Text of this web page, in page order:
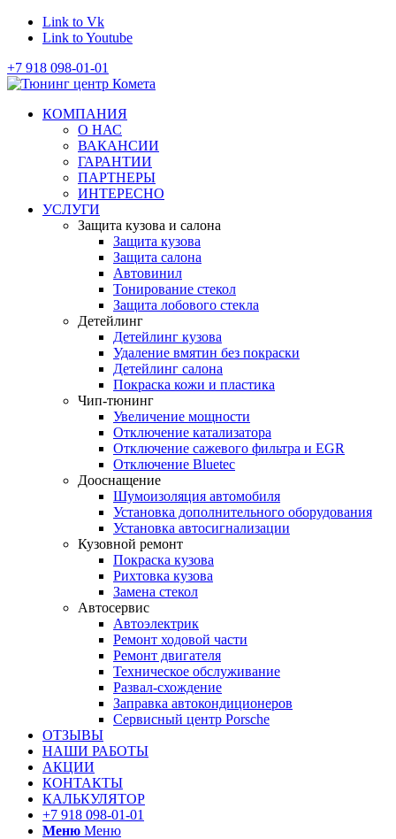
Link to Vk
Link to Youtube
+7 918 098-01-01
КОМПАНИЯ
О НАС
ВАКАНСИИ
ГАРАНТИИ
ПАРТНЕРЫ
ИНТЕРЕСНО
УСЛУГИ
Защита кузова и салона
Защита кузова
Защита салона
Автовинил
Тонирование стекол
Защита лобового стекла
Детейлинг
Детейлинг кузова
Удаление вмятин без покраски
Детейлинг салона
Покраска кожи и пластика
Чип-тюнинг
Увеличение мощности
Отключение катализатора
Отключение сажевого фильтра и EGR
Отключение Bluetec
Дооснащение
Шумоизоляция автомобиля
Установка дополнительного оборудования
Установка автосигнализации
Кузовной ремонт
Покраска кузова
Рихтовка кузова
Замена стекол
Автосервис
Автоэлектрик
Ремонт ходовой части
Ремонт двигателя
Техническое обслуживание
Развал-схождение
Заправка автокондиционеров
Сервисный центр Porsche
ОТЗЫВЫ
НАШИ РАБОТЫ
АКЦИИ
КОНТАКТЫ
КАЛЬКУЛЯТОР
+7 918 098-01-01
Меню Меню